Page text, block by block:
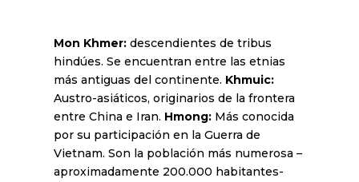
Mon Khmer:descendientes de tribus
hindúes. Se encuentran entre las etnias
más antiguas del continente. Khmuic:
Austro-asiáticos, originarios de la frontera
entre China e Iran. Hmong: Más conocida
por su participación en la Guerra de
Vietnam. Son la población más numerosa –
aproximadamente 200.000 habitantes-